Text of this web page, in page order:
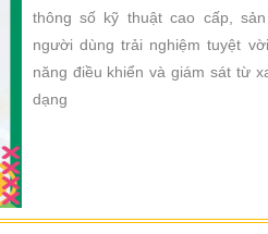
thông số kỹ thuật cao cấp,
người dùng trải nghiệm tuyệt
năng điều khiển và giám sát từ
dạng